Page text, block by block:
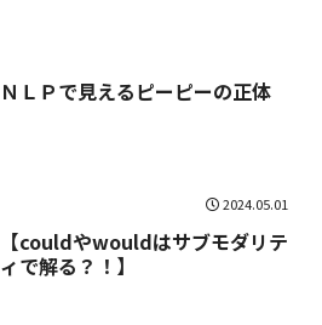
ＮＬＰで見えるピーピーの正体
2024.05.01
【couldやwouldはサブモダリテ
ィで解る？！】